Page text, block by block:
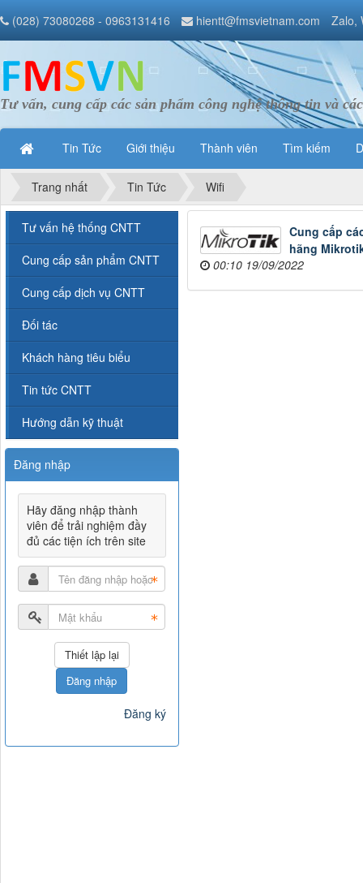
(028) 73080268 - 0963131416 hientt@fmsvietnam.com Zalo,
Tư vấn, cung cấp các sản phẩm công nghệ thông tin và
Tin Tức Giới thiệu Thành viên Tìm kiếm
Trang nhất Tin Tức Wifi
Cung cấp
hãng
00:10 19/09/2022
Tư vấn hệ thống CNTT
Cung cấp sản phẩm CNTT
Cung cấp dịch vụ CNTT
Đối tác
Khách hàng tiêu biểu
Tin tức CNTT
Hướng dẫn kỹ thuật
Đăng nhập
Hãy đăng nhập thành
viên để trải nghiệm đầy
đủ các tiện ích trên site
Đăng nhập
Đăng ký